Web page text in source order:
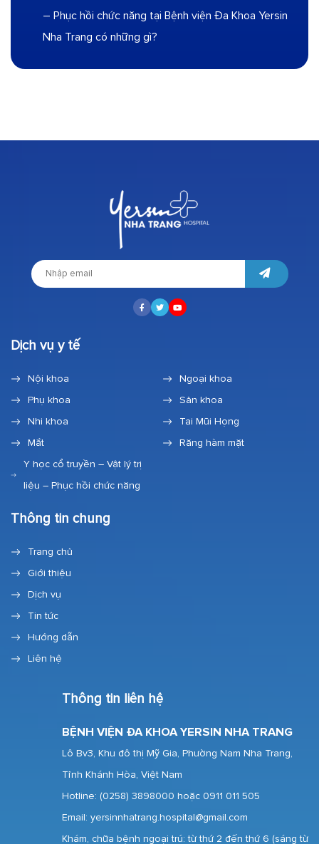
– Phục hồi chức năng tại Bệnh viện Đa Khoa Yersin
Nha Trang có những gì?
Dịch vụ y tế
Nội khoa
Ngoại khoa
Phụ khoa
Sản khoa
Nhi khoa
Tai Mũi Họng
Mắt
Răng hàm mặt
Y học cổ truyền – Vật lý trị
liệu – Phục hồi chức năng
Thông tin chung
Trang chủ
Giới thiệu
Dịch vụ
Tin tức
Hướng dẫn
Liên hệ
Thông tin liên hệ
BỆNH VIỆN ĐA KHOA YERSIN NHA TRANG
Lô Bv3, Khu đô thị Mỹ Gia, Phường Nam Nha Trang,
Tỉnh Khánh Hòa, Việt Nam
Hotline: (0258) 3898000 hoặc 0911 011 505
Email: yersinnhatrang.hospital@gmail.com
Khám, chữa bệnh ngoại trú: từ thứ 2 đến thứ 6 (sáng từ